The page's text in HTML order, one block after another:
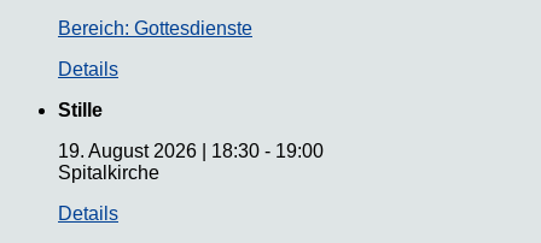
Bereich: Gottesdienste
Details
Stille
19. August 2026
18:30 - 19:00
Spitalkirche
Details